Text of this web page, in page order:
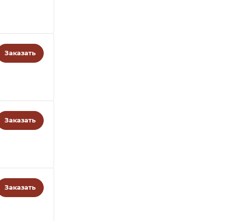
Заказать
Заказать
Заказать